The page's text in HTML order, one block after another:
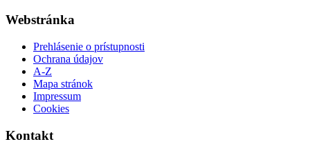
Webstránka
Prehlásenie o prístupnosti
Ochrana údajov
A-Z
Mapa stránok
Impressum
Cookies
Kontakt